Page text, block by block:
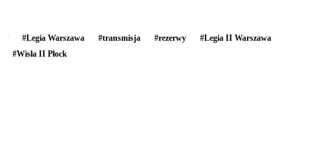
#Legia Warszawa #transmisja #rezerwy #Legia II Warszawa
#Wisła II Płock